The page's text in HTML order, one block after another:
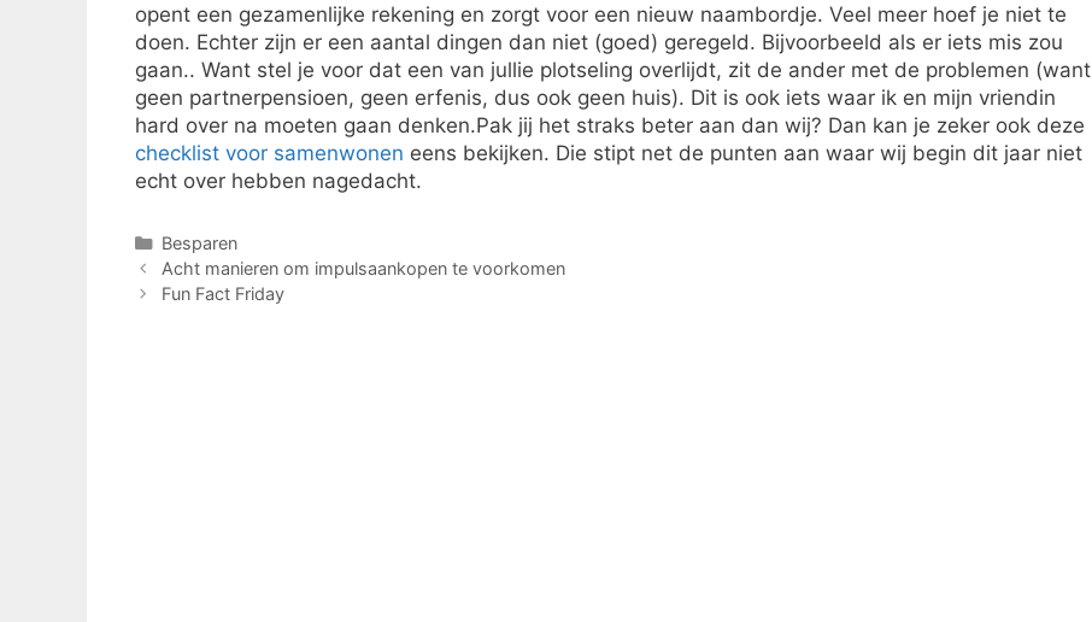
opent een gezamenlijke rekening en zorgt voor een nieuw naambordje. Veel meer hoef je niet te
doen. Echter zijn er een aantal dingen dan niet (goed) geregeld. Bijvoorbeeld als er iets mis zou
gaan.. Want stel je voor dat een van jullie plotseling overlijdt, zit de ander met de problemen (want
geen partnerpensioen, geen erfenis, dus ook geen huis). Dit is ook iets waar ik en mijn vriendin
hard over na moeten gaan denken.Pak jij het straks beter aan dan wij? Dan kan je zeker ook deze
checklist voor samenwonen eens bekijken. Die stipt net de punten aan waar wij begin dit jaar niet
echt over hebben nagedacht.
Categorieën
Besparen
Acht manieren om impulsaankopen te voorkomen
Fun Fact Friday